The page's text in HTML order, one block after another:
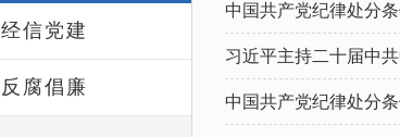
经信党建
反腐倡廉
中国共产党纪律处分条
习近平主持二十届中
中国共产党纪律处分条